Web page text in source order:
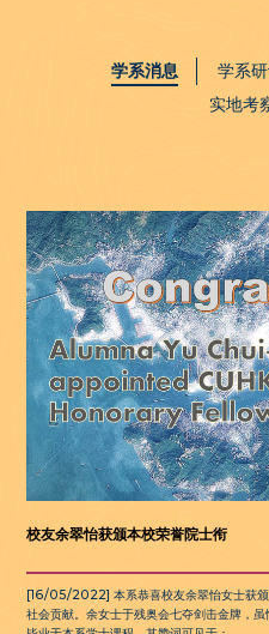
学系消息 学系
实地考
校友余翠怡获颁本校荣誉院士衔
[16/05/2022] 本系恭喜校友余翠怡女士获颁
社会贡献。余女士于残奥会七夺剑击金牌，